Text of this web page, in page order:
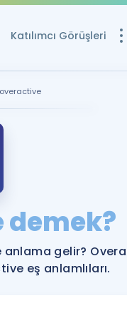
Katılımcı Görüşleri
Ücretsiz
YDS ve YÖKDİL
YDS ve YÖKDİL'e
Tüm ÖSYM
overactive
demek?
anlama gelir?
eş anlamlıları.